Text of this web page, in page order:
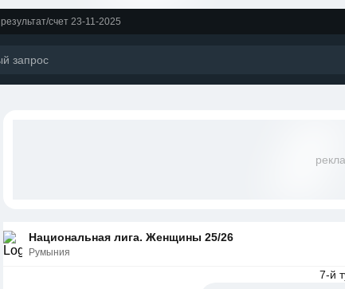
счет 23-11-2025
Национальная лига. Женщины 25/26
Румыния
7-й